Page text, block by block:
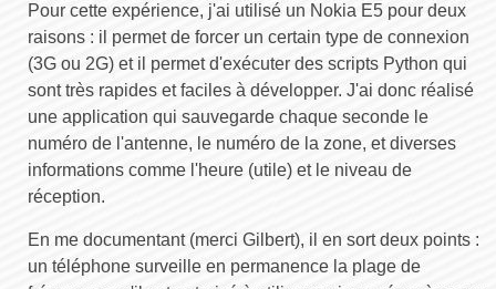
Pour cette expérience, j'ai utilisé un Nokia E5 pour deux
raisons : il permet de forcer un certain type de connexion
(3G ou 2G) et il permet d'exécuter des scripts Python qui
sont très rapides et faciles à développer. J'ai donc réalisé
une application qui sauvegarde chaque seconde le
numéro de l'antenne, le numéro de la zone, et diverses
informations comme l'heure (utile) et le niveau de
réception.
En me documentant (merci Gilbert), il en sort deux points :
un téléphone surveille en permanence la plage de